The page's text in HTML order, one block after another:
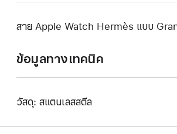
สาย Apple Watch Hermès แบบ
ข้อมูลทางเทคนิค
วัสดุ: สแตนเลสสตีล